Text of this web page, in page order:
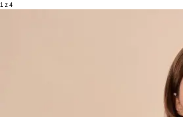
1 z 4